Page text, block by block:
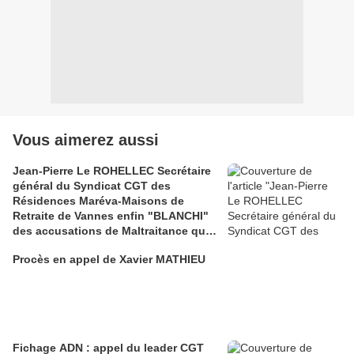
Vous aimerez aussi
Jean-Pierre Le ROHELLEC Secrétaire
général du Syndicat CGT des
Résidences Maréva-Maisons de
Retraite de Vannes enfin "BLANCHI"
des accusations de Maltraitance qui
Procès en appel de Xavier MATHIEU
Fichage ADN : appel du leader CGT